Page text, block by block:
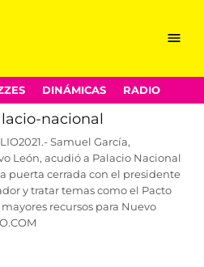
Menu
DINÁMICAS RADIO
Samuel García,
León, acudió a Palacio Nacional
puerta cerrada con el presidente
y tratar temas como el Pacto
recursos para Nuevo